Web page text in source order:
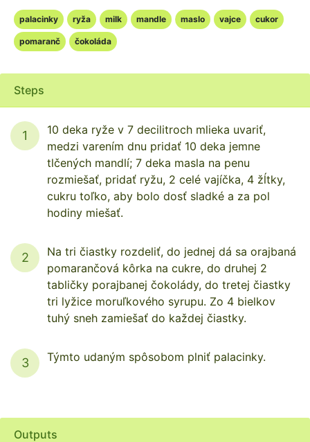
palacinky ryža milk mandle maslo vajce cukor
pomaranč čokoláda
Steps
1
10 deka ryže v 7 decilitroch mlieka uvariť,
medzi varením dnu pridať 10 deka jemne
tlčených mandlí; 7 deka masla na penu
rozmiešať, pridať ryžu, 2 celé vajíčka, 4 žĺtky,
cukru toľko, aby bolo dosť sladké a za pol
hodiny miešať.
2
Na tri čiastky rozdeliť, do jednej dá sa orajbaná
pomarančová kôrka na cukre, do druhej 2
tabličky porajbanej čokolády, do tretej čiastky
tri lyžice moruľkového syrupu. Zo 4 bielkov
tuhý sneh zamiešať do každej čiastky.
3 Týmto udaným spôsobom plniť palacinky.
Outputs